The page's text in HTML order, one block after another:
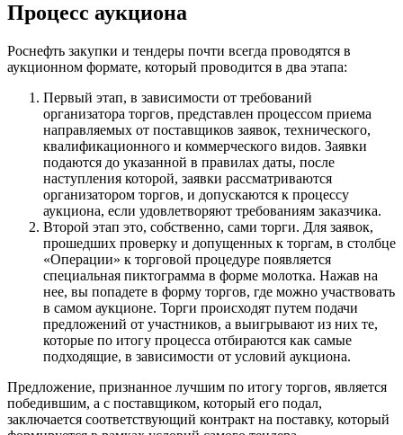
Процесс аукциона
Роснефть закупки и тендеры почти всегда проводятся в
аукционном формате, который проводится в два этапа:
Первый этап, в зависимости от требований
организатора торгов, представлен процессом приема
направляемых от поставщиков заявок, технического,
квалификационного и коммерческого видов. Заявки
подаются до указанной в правилах даты, после
наступления которой, заявки рассматриваются
организатором торгов, и допускаются к процессу
аукциона, если удовлетворяют требованиям заказчика.
Второй этап это, собственно, сами торги. Для заявок,
прошедших проверку и допущенных к торгам, в столбце
«Операции» к торговой процедуре появляется
специальная пиктограмма в форме молотка. Нажав на
нее, вы попадете в форму торгов, где можно участвовать
в самом аукционе. Торги происходят путем подачи
предложений от участников, а выигрывают из них те,
которые по итогу процесса отбираются как самые
подходящие, в зависимости от условий аукциона.
Предложение, признанное лучшим по итогу торгов, является
победившим, а с поставщиком, который его подал,
заключается соответствующий контракт на поставку, который